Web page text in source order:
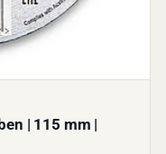
| 115 mm |